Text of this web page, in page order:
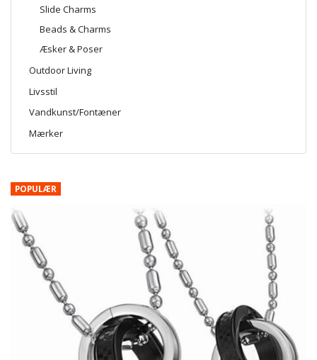
Slide Charms
Beads & Charms
Æsker & Poser
Outdoor Living
Livsstil
Vandkunst/Fontæner
Mærker
POPULÆR